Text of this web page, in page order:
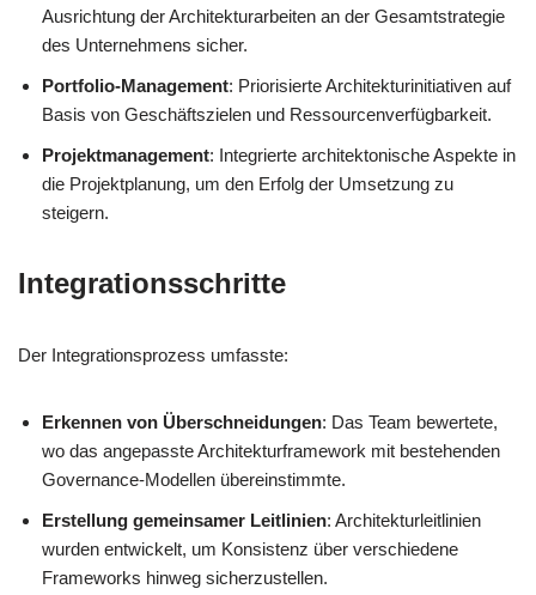
Ausrichtung der Architekturarbeiten an der Gesamtstrategie
des Unternehmens sicher.
Portfolio-Management: Priorisierte Architekturinitiativen auf
Basis von Geschäftszielen und Ressourcenverfügbarkeit.
Projektmanagement: Integrierte architektonische Aspekte in
die Projektplanung, um den Erfolg der Umsetzung zu
steigern.
Integrationsschritte
Der Integrationsprozess umfasste:
Erkennen von Überschneidungen: Das Team bewertete,
wo das angepasste Architekturframework mit bestehenden
Governance-Modellen übereinstimmte.
Erstellung gemeinsamer Leitlinien: Architekturleitlinien
wurden entwickelt, um Konsistenz über verschiedene
Frameworks hinweg sicherzustellen.